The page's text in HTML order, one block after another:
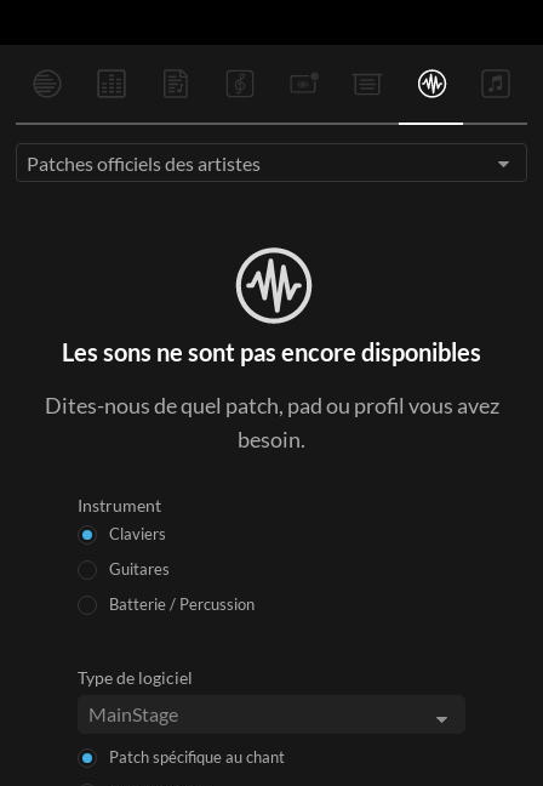
Patches officiels des artistes
Les sons ne sont pas encore disponibles
Dites-nous de quel patch, pad ou profil vous avez
besoin.
Instrument
Claviers
Guitares
Batterie / Percussion
Type de logiciel
Patch spécifique au chant